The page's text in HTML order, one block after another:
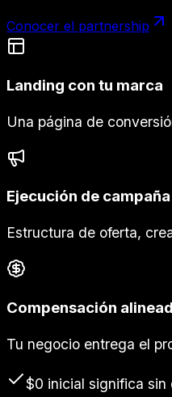
Conocer el partnership
Landing con tu marca
Una página de
Ejecución de campaña
Estructura de oferta,
Compensación
Tu negocio entrega el
$0 inicial significa sin